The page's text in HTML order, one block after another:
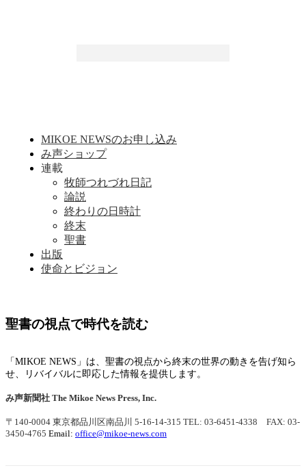
MIKOE NEWSのお申し込み
み声ショップ
連載
牧師つれづれ日記
論説
終わりの日時計
終末
聖書
出版
使命とビジョン
聖書の視点で時代を読む
「MIKOE NEWS」は、聖書の視点から終末の世界の動きを告げ知ら
せ、リバイバルに即応した情報を提供します。
み声新聞社 The Mikoe News Press, Inc.
〒140-0004 東京都品川区南品川 5-16-14-315 TEL: 03-6451-4338 FAX: 03-
3450-4765 Email: office@mikoe-news.com